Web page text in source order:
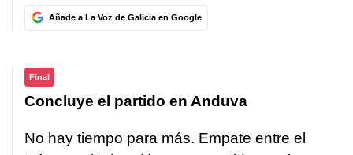
Añade a La Voz de Galicia en Google
Final
Concluye el partido en Anduva
No hay tiempo para más. Empate entre el